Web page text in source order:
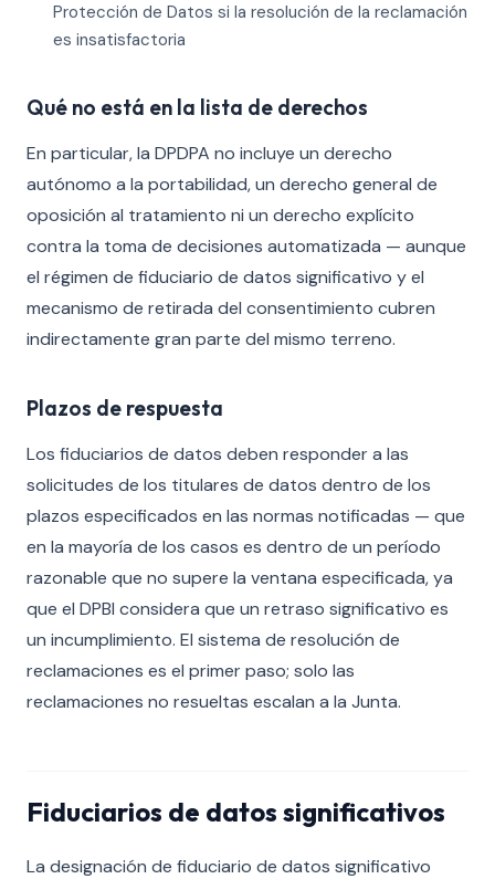
Protección de Datos si la resolución de la reclamación
es insatisfactoria
Qué no está en la lista de derechos
En particular, la DPDPA no incluye un derecho
autónomo a la portabilidad, un derecho general de
oposición al tratamiento ni un derecho explícito
contra la toma de decisiones automatizada — aunque
el régimen de fiduciario de datos significativo y el
mecanismo de retirada del consentimiento cubren
indirectamente gran parte del mismo terreno.
Plazos de respuesta
Los fiduciarios de datos deben responder a las
solicitudes de los titulares de datos dentro de los
plazos especificados en las normas notificadas — que
en la mayoría de los casos es dentro de un período
razonable que no supere la ventana especificada, ya
que el DPBI considera que un retraso significativo es
un incumplimiento. El sistema de resolución de
reclamaciones es el primer paso; solo las
reclamaciones no resueltas escalan a la Junta.
Fiduciarios de datos significativos
La designación de fiduciario de datos significativo